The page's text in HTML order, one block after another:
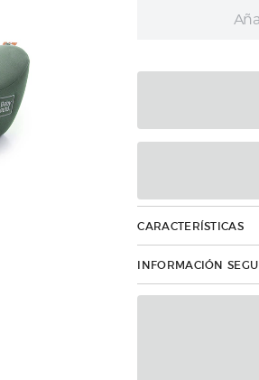
CARACTERÍSTICAS
INFORMACIÓN